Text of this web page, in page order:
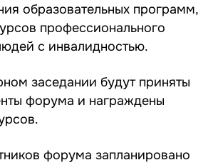
образовательных программ,
профессионального
с инвалидностью.
заседании будут приняты
форума и награждены
форума запланировано